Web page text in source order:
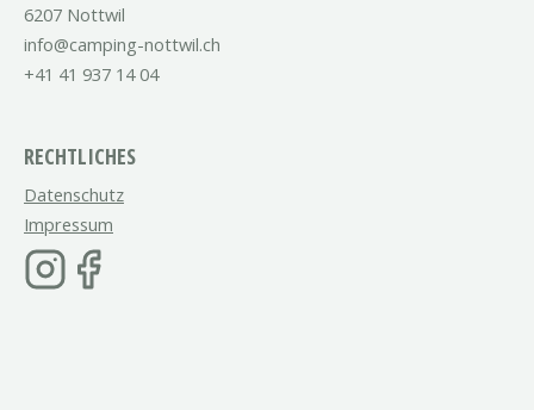
6207 Nottwil
info@camping-nottwil.ch
+41 41 937 14 04
RECHTLICHES
Datenschutz
Impressum